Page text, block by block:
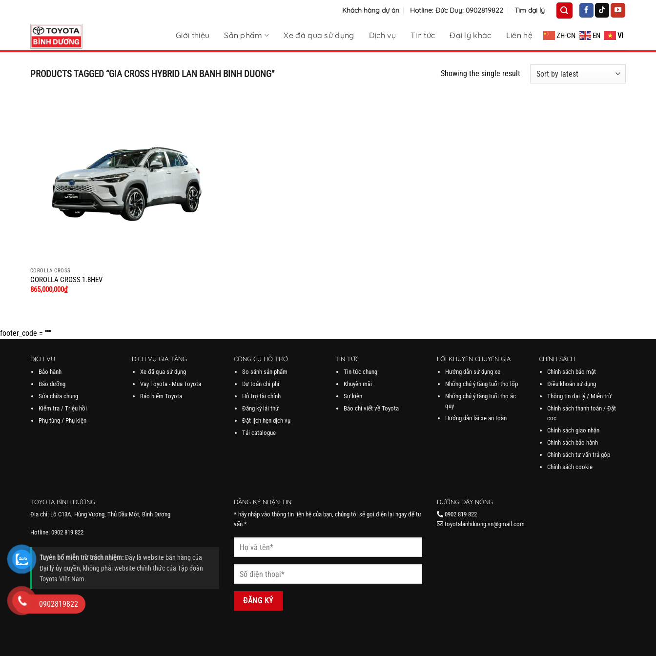
Khách hàng dự án Hotline: Đức Duy: 0902819822 Tìm đại lý
Giới thiệu Sản phẩm Xe đã qua sử dụng Dịch vụ Tin tức Đại lý khác Liên hệ ZH-CN EN VI
PRODUCTS TAGGED “GIA CROSS HYBRID LAN BANH BINH DUONG” Showing the single result
COROLLA CROSS
COROLLA CROSS 1.8HEV
865,000,000₫
footer_code = """
DỊCH VỤ
Bảo hành
Bảo dưỡng
Sửa chữa chung
Kiểm tra / Triệu hồi
Phụ tùng / Phụ kiện
DỊCH VỤ GIA TĂNG
Xe đã qua sử dụng
Vay Toyota - Mua Toyota
Bảo hiểm Toyota
CÔNG CỤ HỖ TRỢ
So sánh sản phẩm
Dự toán chi phí
Hỗ trợ tài chính
Đăng ký lái thử
Đặt lịch hẹn dịch vụ
Tải catalogue
TIN TỨC
Tin tức chung
Khuyến mãi
Sự kiện
Báo chí viết về Toyota
LỜI KHUYÊN CHUYÊN GIA
Hướng dẫn sử dụng xe
Những chú ý tăng tuổi thọ lốp
Những chú ý tăng tuổi thọ ác
quy
Hướng dẫn lái xe an toàn
CHÍNH SÁCH
Chính sách bảo mật
Điều khoản sử dụng
Thông tin đại lý / Miễn trừ
Chính sách thanh toán / Đặt
cọc
Chính sách giao nhận
Chính sách bảo hành
Chính sách tư vấn trả góp
Chính sách cookie
TOYOTA BÌNH DƯƠNG
Địa chỉ: Lô C13A, Hùng Vương, Thủ Dầu Một, Bình Dương
Hotline: 0902 819 822
Tuyên bố miễn trừ trách nhiệm:Đây là website bán hàng của
Đại lý ủy quyền, không phải website chính thức của Tập đoàn
Toyota Việt Nam.
ĐĂNG KÝ NHẬN TIN
* hãy nhập vào thông tin liên hệ của bạn, chúng tôi sẽ gọi điện lại ngay để tư
vấn *
ĐƯỜNG DÂY NÓNG
0902 819 822
toyotabinhduong.vn@gmail.com
0902819822